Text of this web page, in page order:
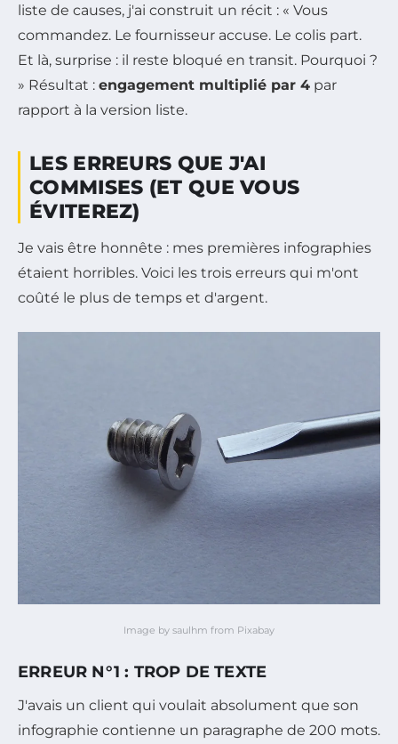
liste de causes, j'ai construit un récit : « Vous
commandez. Le fournisseur accuse. Le colis part.
Et là, surprise : il reste bloqué en transit. Pourquoi ?
» Résultat : engagement multiplié par 4 par
rapport à la version liste.
LES ERREURS QUE J'AI
COMMISES (ET QUE VOUS
ÉVITEREZ)
Je vais être honnête : mes premières infographies
étaient horribles. Voici les trois erreurs qui m'ont
coûté le plus de temps et d'argent.
Image by saulhm from Pixabay
ERREUR N°1 : TROP DE TEXTE
J'avais un client qui voulait absolument que son
infographie contienne un paragraphe de 200 mots.